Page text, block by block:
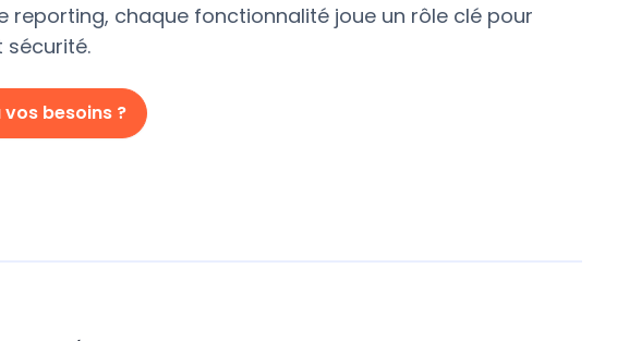
reporting, chaque fonctionnalité joue un rôle clé pour
besoins ?